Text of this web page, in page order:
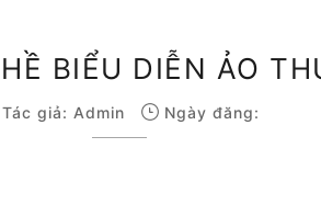
BIỂU DIỄN ẢO
giả: Admin Ngày đăng: